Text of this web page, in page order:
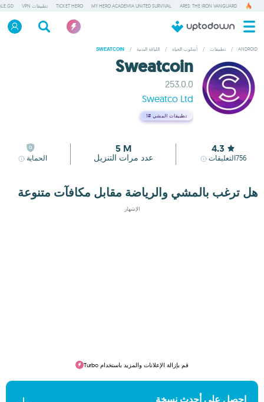
ARES: THE IRON VANGUARD
MY HERO ACADEMIA UNITED SURVIVAL
TICKET HERO تطبيقات VPN GD
ANDROID
/ تطبيقات / أسلوب الحياة / اللياقة البدنية /
SWEATCOIN
Sweatcoin
253.0.0
Sweatco Ltd
تطبيقات المشي #1
4.3
756التعليقات
5 M
عدد مرات التنزيل الحماية
هل ترغب بالمشي والرياضة مقابل مكافآت متنوعة
الإشهار
قم بإزالة الإعلانات والمزيد باستخدام Turbo
احصل على أحدث نسخة